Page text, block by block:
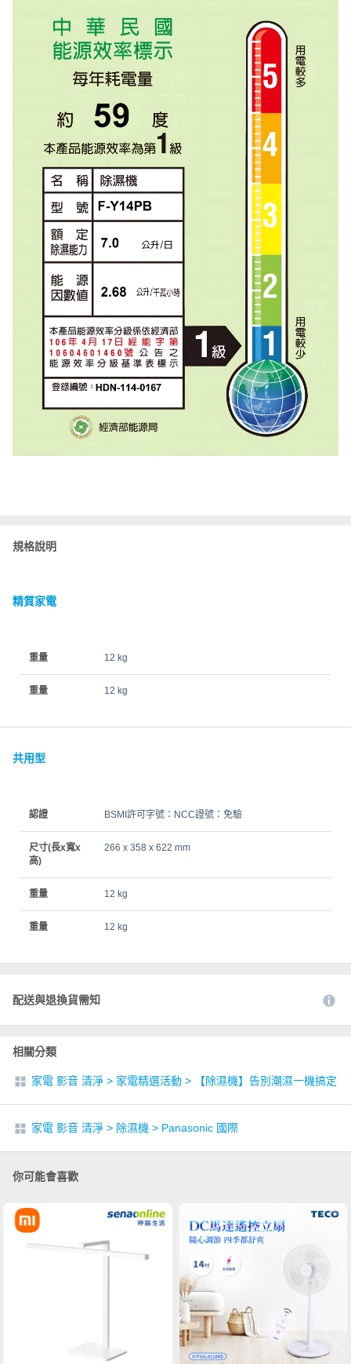
規格說明
精質家電
重量 12 kg
重量 12 kg
共用型
認證 BSMI許可字號：NCC證號：免驗
尺寸(長x寬x
高)
266 x 358 x 622 mm
重量 12 kg
重量 12 kg
配送與退換貨需知
相關分類
家電 影音 清淨 > 家電精選活動 > 【除濕機】告別潮濕一機搞定
家電 影音 清淨 > 除濕機 > Panasonic 國際
你可能會喜歡